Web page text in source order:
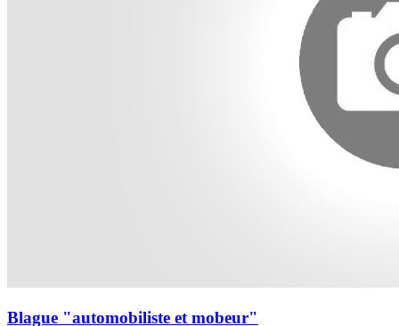
Blague "automobiliste et mobeur"